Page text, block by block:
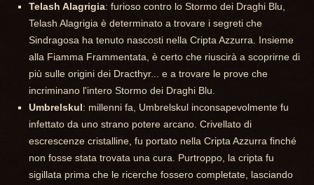
Telash Alagrigia: furioso contro lo Stormo dei Draghi Blu,
Telash Alagrigia è determinato a trovare i segreti che
Sindragosa ha tenuto nascosti nella Cripta Azzurra. Insieme
alla Fiamma Frammentata, è certo che riuscirà a scoprirne di
più sulle origini dei Dracthyr... e a trovare le prove che
incriminano l'intero Stormo dei Draghi Blu.
Umbrelskul: millenni fa, Umbrelskul inconsapevolmente fu
infettato da uno strano potere arcano. Crivellato di
escrescenze cristalline, fu portato nella Cripta Azzurra finché
non fosse stata trovata una cura. Purtroppo, la cripta fu
sigillata prima che le ricerche fossero completate, lasciando